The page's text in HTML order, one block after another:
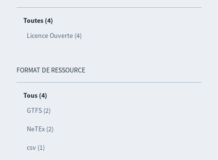
Toutes (4)
Licence Ouverte (4)
FORMAT DE RESSOURCE
Tous (4)
GTFS (2)
NeTEx (2)
csv (1)